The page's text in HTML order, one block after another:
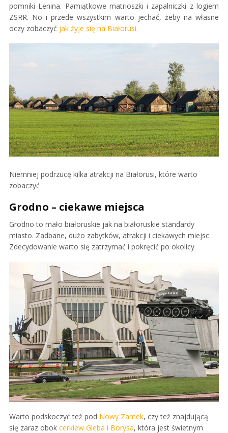
pomniki Lenina. Pamiątkowe matrioszki i zapalniczki z logiem
ZSRR. No i przede wszystkim warto jechać, żeby na własne
oczy zobaczyć jak żyje się na Białorusi.
Niemniej podrzucę kilka atrakcji na Białorusi, które warto
zobaczyć
Grodno – ciekawe miejsca
Grodno to mało białoruskie jak na białoruskie standardy
miasto. Zadbane, dużo zabytków, atrakcji i ciekawych miejsc.
Zdecydowanie warto się zatrzymać i pokręcić po okolicy
Warto podskoczyć też pod Nowy Zamek, czy też znajdującą
się zaraz obok cerkiew Gleba i Borysa, która jest świetnym